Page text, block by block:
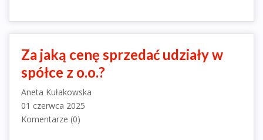
Za jaką cenę sprzedać udziały w
spółce z o.o.?
Aneta Kułakowska
01 czerwca 2025
Komentarze (0)